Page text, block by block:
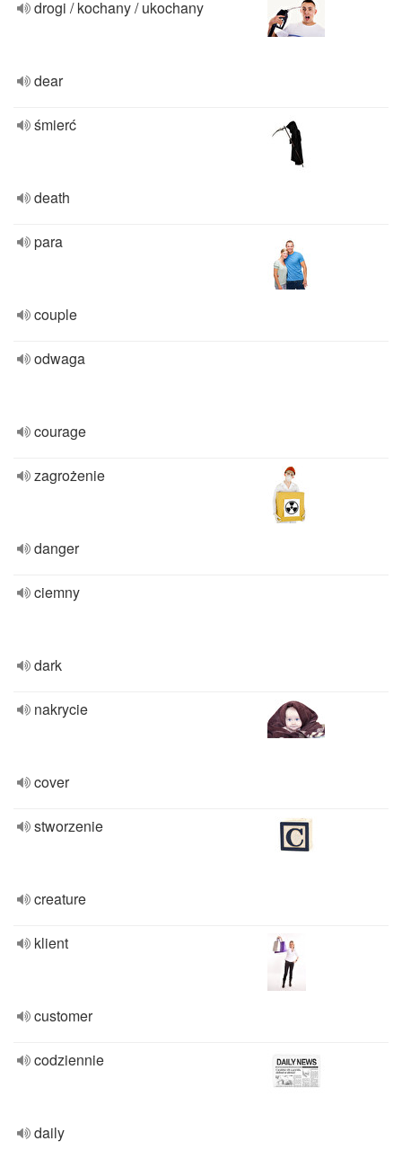
drogi / kochany / ukochany
dear
śmierć
death
para
couple
odwaga
courage
zagrożenie
danger
ciemny
dark
nakrycie
cover
stworzenie
creature
klient
customer
codziennie
daily